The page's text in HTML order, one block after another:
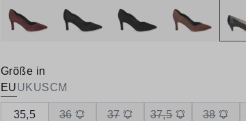
Größe in
EUUKUSCM
35,5 36 37 37,5 38